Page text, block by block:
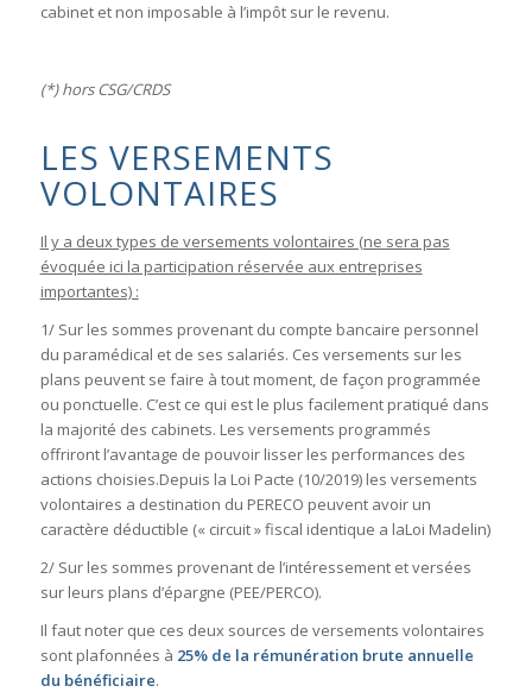
cabinet et non imposable à l’impôt sur le revenu.
(*) hors CSG/CRDS
LES VERSEMENTS
VOLONTAIRES
Il y a deux types de versements volontaires (ne sera pas
évoquée ici la participation réservée aux entreprises
importantes) :
1/ Sur les sommes provenant du compte bancaire personnel
du paramédical et de ses salariés. Ces versements sur les
plans peuvent se faire à tout moment, de façon programmée
ou ponctuelle. C’est ce qui est le plus facilement pratiqué dans
la majorité des cabinets. Les versements programmés
offriront l’avantage de pouvoir lisser les performances des
actions choisies.Depuis la Loi Pacte (10/2019) les versements
volontaires a destination du PERECO peuvent avoir un
caractère déductible (« circuit » fiscal identique a laLoi Madelin)
2/ Sur les sommes provenant de l’intéressement et versées
sur leurs plans d’épargne (PEE/PERCO).
Il faut noter que ces deux sources de versements volontaires
sont plafonnées à 25% de la rémunération brute annuelle
du bénéficiaire.